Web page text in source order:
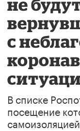
не
с
В списке
посещение
самоизоляцией.